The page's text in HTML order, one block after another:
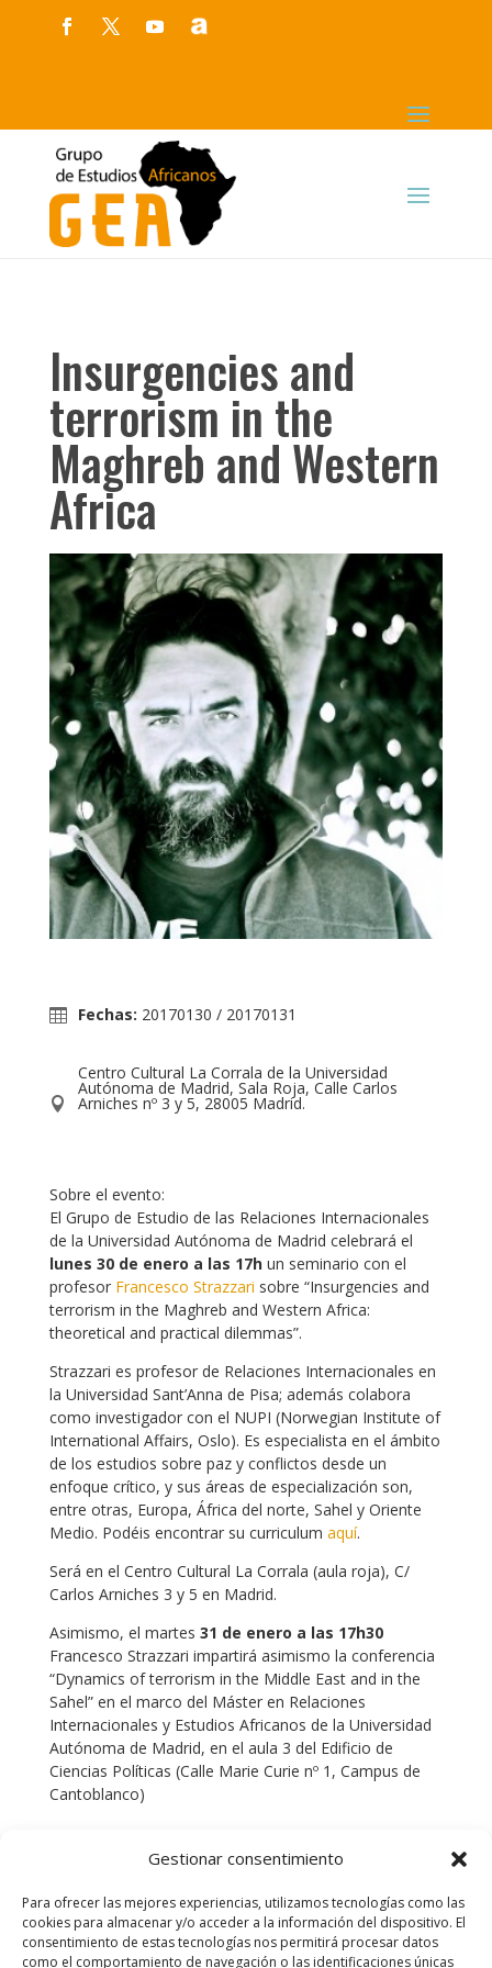
Gestionar consentimiento
Para ofrecer las mejores experiencias, utilizamos tecnologías como las
cookies para almacenar y/o acceder a la información del dispositivo. El
consentimiento de estas tecnologías nos permitirá procesar datos
como el comportamiento de navegación o las identificaciones únicas
Insurgencies and
terrorism in the
Maghreb and Western
Africa
Fechas: 20170130 / 20170131
Centro Cultural La Corrala de la Universidad
Autónoma de Madrid, Sala Roja, Calle Carlos
Arniches nº 3 y 5, 28005 Madrid.
Sobre el evento:
El Grupo de Estudio de las Relaciones Internacionales
de la Universidad Autónoma de Madrid celebrará el
lunes 30 de enero a las 17hun seminario con el
profesor Francesco Strazzari sobre “Insurgencies and
terrorism in the Maghreb and Western Africa:
theoretical and practical dilemmas”.
Strazzari es profesor de Relaciones Internacionales en
la Universidad Sant’Anna de Pisa; además colabora
como investigador con el NUPI (Norwegian Institute of
International Affairs, Oslo). Es especialista en el ámbito
de los estudios sobre paz y conflictos desde un
enfoque crítico, y sus áreas de especialización son,
entre otras, Europa, África del norte, Sahel y Oriente
Medio. Podéis encontrar su curriculum aquí.
Será en el Centro Cultural La Corrala (aula roja), C/
Carlos Arniches 3 y 5 en Madrid.
Asimismo, el martes 31 de enero a las 17h30
Francesco Strazzari impartirá asimismo la conferencia
“Dynamics of terrorism in the Middle East and in the
Sahel” en el marco del Máster en Relaciones
Internacionales y Estudios Africanos de la Universidad
Autónoma de Madrid, en el aula 3 del Edificio de
Ciencias Políticas (Calle Marie Curie nº 1, Campus de
Cantoblanco)